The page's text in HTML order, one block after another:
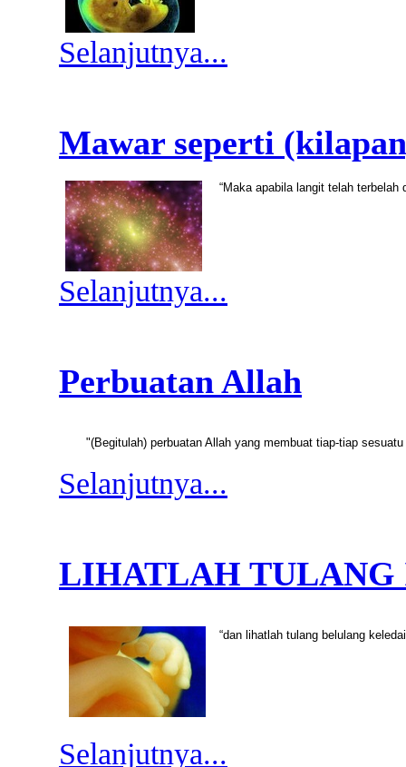
Selanjutnya...
Mawar seperti
“Maka apabila langit telah
Selanjutnya...
Perbuatan Allah
"(Begitulah) perbuatan Allah yang membuat tiap-tiap
Selanjutnya...
LIHATLAH TULANG
“dan lihatlah tulang belulang
Selanjutnya...